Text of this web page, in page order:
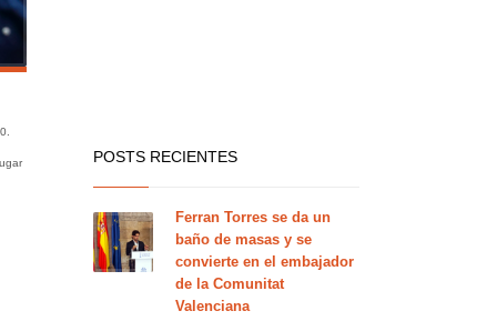
POSTS RECIENTES
Ferran Torres se da un
baño de masas y se
convierte en el embajador
de la Comunitat
Valenciana